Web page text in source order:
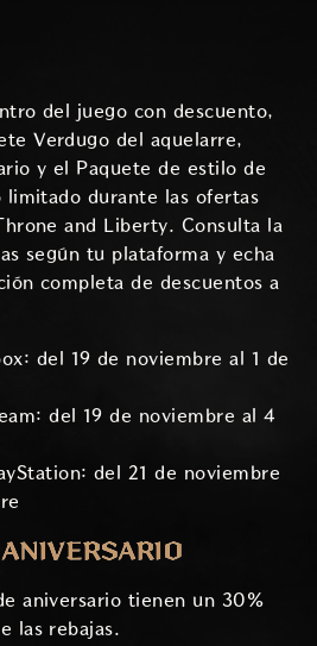
del juego con descuento,
Verdugo del aquelarre,
y el Paquete de estilo de
durante las ofertas
and Liberty. Consulta la
según tu plataforma y echa
completa de descuentos a
del 19 de noviembre al 1 de
del 19 de noviembre al 4
del 21 de noviembre
aniversario tienen un 30%
las rebajas.